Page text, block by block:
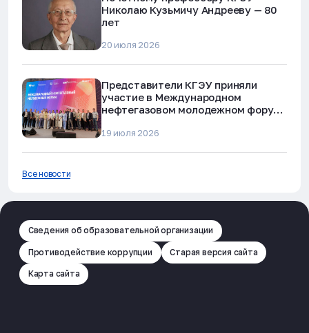
Николаю Кузьмичу Андрееву — 80
лет
20 июля 2026
Представители КГЭУ приняли
участие в Международном
нефтегазовом молодежном форуме
19 июля 2026
Все новости
Сведения об образовательной организации
Противодействие коррупции Старая версия сайта
Карта сайта